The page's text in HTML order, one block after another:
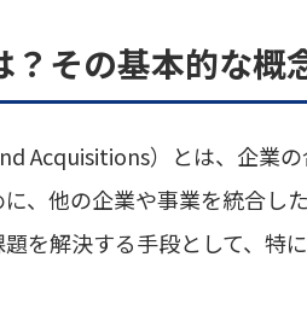
？その基本的な概
Acquisitions）とは、企業
、他の企業や事業を統合し
を解決する手段として、特